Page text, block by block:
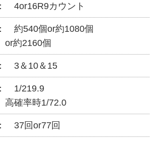
4or16R9カウント
約540個or約1080個
or約2160個
3＆10＆15
1/219.9
高確率時1/72.0
37回or77回